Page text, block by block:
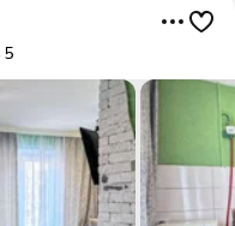
5